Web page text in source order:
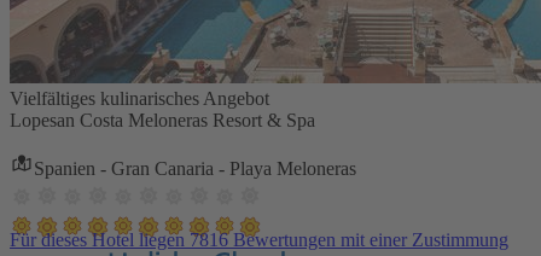
Vielfältiges kulinarisches Angebot
Lopesan Costa Meloneras Resort & Spa
Spanien - Gran Canaria - Playa Meloneras
Für dieses Hotel liegen 7816 Bewertungen mit einer Zustimmung